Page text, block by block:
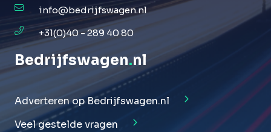
info@bedrijfswagen.nl
+31(0)40 - 289 40 80
Bedrijfswagen.nl
Adverteren op Bedrijfswagen.nl
Veel gestelde vragen